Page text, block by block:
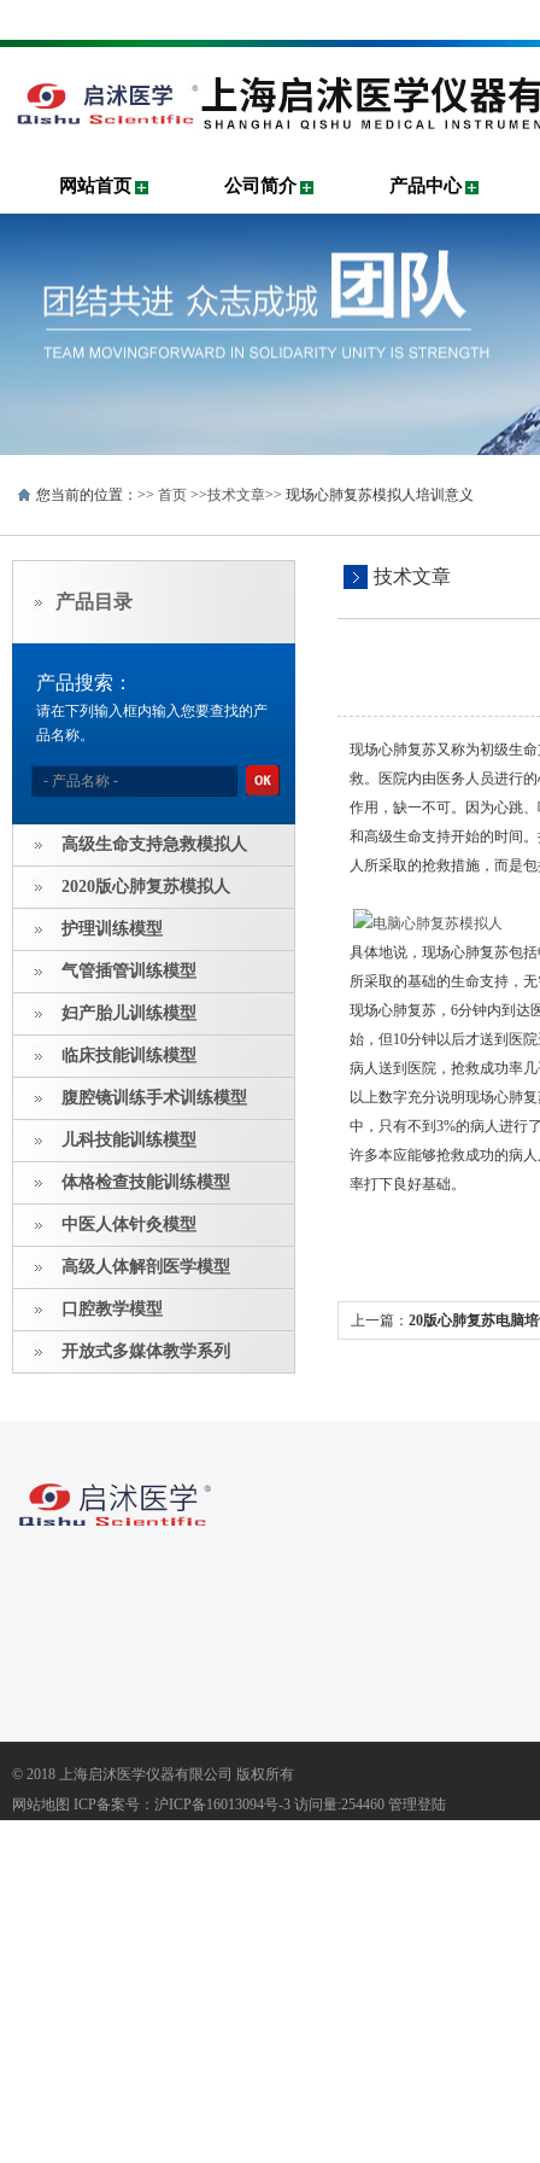
网站首页 公司简介 产品中心
您当前的位置：>> 首页 >>技术文章>> 现场心肺复苏模拟人培训意义
产品目录
产品搜索：
请在下列输入框内输入您要查找的产
品名称。
高级生命支持急救模拟人
2020版心肺复苏模拟人
护理训练模型
气管插管训练模型
妇产胎儿训练模型
临床技能训练模型
腹腔镜训练手术训练模型
儿科技能训练模型
体格检查技能训练模型
中医人体针灸模型
高级人体解剖医学模型
口腔教学模型
开放式多媒体教学系列
技术文章
现场心肺复苏又称为初级生
救。医院内由医务人员进行
作用，缺一不可。因为心跳
和高级生命支持开始的时间
人所采取的抢救措施，而是
具体地说，现场心肺复苏包
所采取的基础的生命支持，
现场心肺复苏，6分钟内到达
始，但10分钟以后才送到医
病人送到医院，抢救成功率
以上数字充分说明现场心肺
中，只有不到3%的病人进行
许多本应能够抢救成功的病
率打下良好基础。
上一篇： 20版心肺复苏电脑
© 2018 上海启沭医学仪器有限公司 版权所有
网站地图 ICP备案号： 沪ICP备16013094号-3 访问量:254460 管理登陆